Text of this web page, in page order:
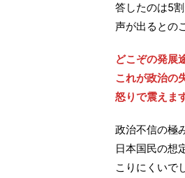
答したのは5
声が出るとの
どこぞの発展
これが政治の
怒りで震えま
政治不信の極
日本国民の想
こりにくいで